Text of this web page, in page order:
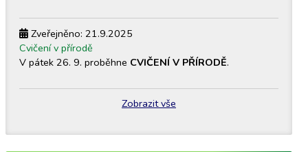
Zveřejněno: 21.9.2025
Cvičení v přírodě
V pátek 26. 9. proběhne CVIČENÍ V PŘÍRODĚ.
Zobrazit vše